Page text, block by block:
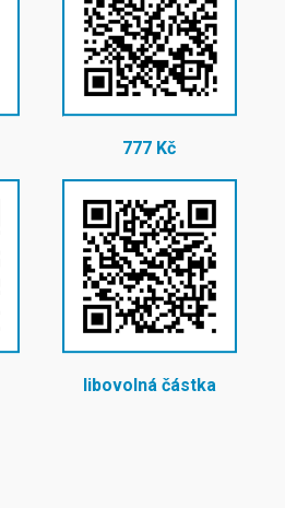
777 Kč
libovolná částka